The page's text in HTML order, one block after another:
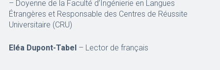
– Doyenne de la Faculté d’Ingénierie en Langues
Étrangères et Responsable des Centres de Réussite
Universitaire (CRU)
Eléa Dupont-Tabel– Lector de français